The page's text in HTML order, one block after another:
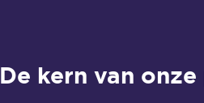
De kern van